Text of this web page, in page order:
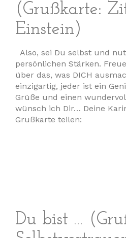
(Grußkarte:
Einstein)
Also, sei Du selbst und
persönlichen Stärken.
über das, was DICH
einzigartig, jeder ist ein
Grüße und einen
wünsch ich Dir… Deine
Grußkarte teilen:
Du bist …